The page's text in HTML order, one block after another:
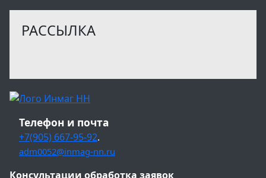
РАССЫЛКА
Телефон и почта
+7(905) 667-95-92.
adm0052@inmag-nn.ru
Консультации обработка заявок